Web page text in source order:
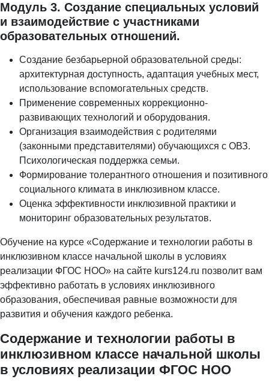
Модуль 3. Создание специальных условий
и взаимодействие с участниками
образовательных отношений.
Создание безбарьерной образовательной среды:
архитектурная доступность, адаптация учебных мест,
использование вспомогательных средств.
Применение современных коррекционно-
развивающих технологий и оборудования.
Организация взаимодействия с родителями
(законными представителями) обучающихся с ОВЗ.
Психологическая поддержка семьи.
Формирование толерантного отношения и позитивного
социального климата в инклюзивном классе.
Оценка эффективности инклюзивной практики и
мониторинг образовательных результатов.
Обучение на курсе «Содержание и технологии работы в
инклюзивном классе начальной школы в условиях
реализации ФГОС НОО» на сайте kurs124.ru позволит вам
эффективно работать в условиях инклюзивного
образования, обеспечивая равные возможности для
развития и обучения каждого ребенка.
Содержание и технологии работы в
инклюзивном классе начальной школы
в условиях реализации ФГОС НОО